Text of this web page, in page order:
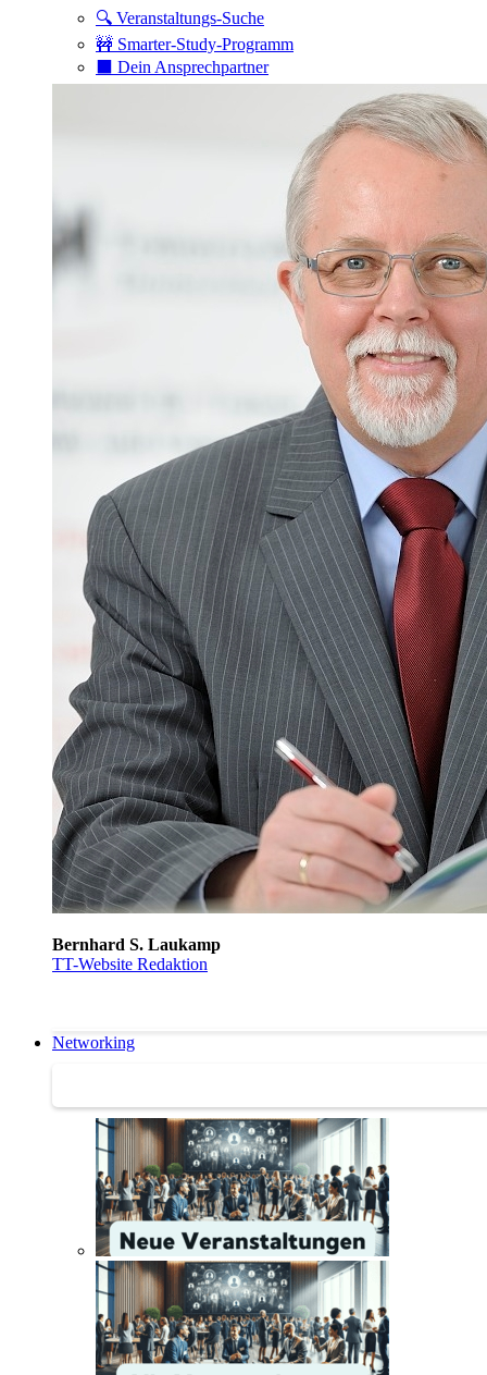
🔍 Veranstaltungs-Suche
🚧 Smarter-Study-Programm
⬛️ Dein Ansprechpartner
Bernhard S. Laukamp
TT-Website Redaktion
Networking